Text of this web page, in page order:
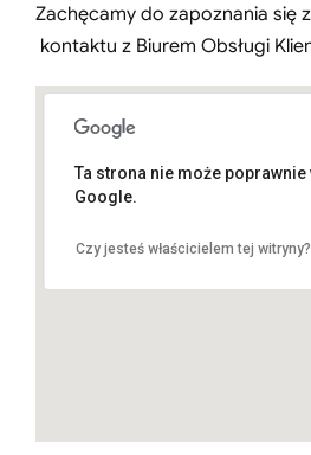
Zachęcamy do zapoznania się
kontaktu z Biurem Obsługi
Ta strona nie może poprawnie
Google.
Czy jesteś właścicielem tej witryny?